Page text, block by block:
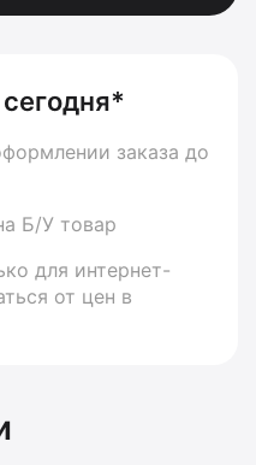
заказа до
Б/У товар
для интернет-
от цен в